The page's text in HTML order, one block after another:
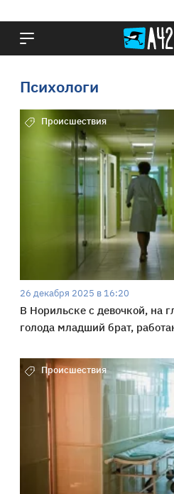
Психологи
Происшествия
26 декабря 2025 в 16:20
В Норильске с девочкой, на
голода младший брат,
Происшествия